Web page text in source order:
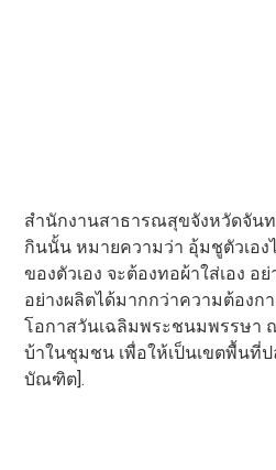
สำนักงานสาธารณสุขจังหวัดจัน
กินนั้น หมายความว่า อุ้มชูตัวเอง
ของตัวเอง จะต้องทอผ้าใส่เอง
อย่างผลิตได้มากกว่าความต้องก
โอกาสวันเฉลิมพระชนมพรรษา
บ้าในชุมชน เพื่อให้เป็นเขตพื้นที่
บัณฑิต].